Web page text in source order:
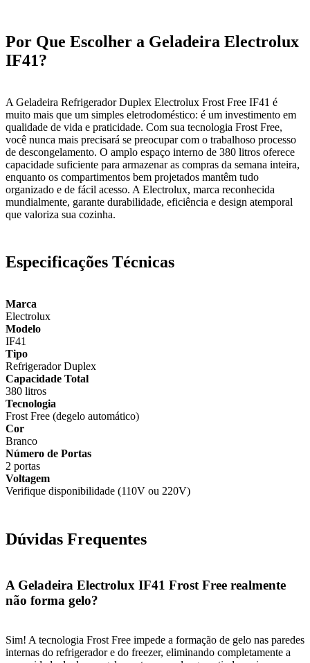
Por Que Escolher a Geladeira Electrolux
IF41?
A Geladeira Refrigerador Duplex Electrolux Frost Free IF41 é
muito mais que um simples eletrodoméstico: é um investimento em
qualidade de vida e praticidade. Com sua tecnologia Frost Free,
você nunca mais precisará se preocupar com o trabalhoso processo
de descongelamento. O amplo espaço interno de 380 litros oferece
capacidade suficiente para armazenar as compras da semana inteira,
enquanto os compartimentos bem projetados mantêm tudo
organizado e de fácil acesso. A Electrolux, marca reconhecida
mundialmente, garante durabilidade, eficiência e design atemporal
que valoriza sua cozinha.
Especificações Técnicas
Marca
Electrolux
Modelo
IF41
Tipo
Refrigerador Duplex
Capacidade Total
380 litros
Tecnologia
Frost Free (degelo automático)
Cor
Branco
Número de Portas
2 portas
Voltagem
Verifique disponibilidade (110V ou 220V)
Dúvidas Frequentes
A Geladeira Electrolux IF41 Frost Free realmente
não forma gelo?
Sim! A tecnologia Frost Free impede a formação de gelo nas paredes
internas do refrigerador e do freezer, eliminando completamente a